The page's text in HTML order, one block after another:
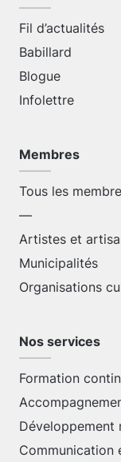
Fil d’actualités
Babillard
Blogue
Infolettre
Membres
Tous les
—
Artistes et
Municipalités
Organisations
Nos services
Formation
Développement
Communication